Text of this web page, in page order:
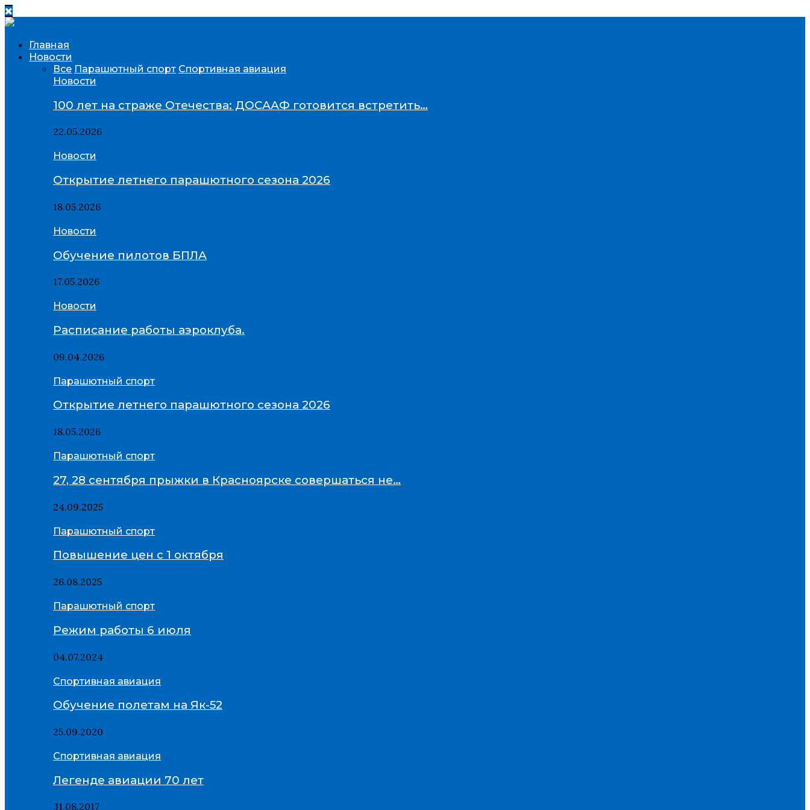
Главная
Новости
Все Парашютный спорт Спортивная авиация
Новости
100 лет на страже Отечества: ДОСААФ готовится встретить…
22.05.2026
Новости
Открытие летнего парашютного сезона 2026
18.05.2026
Новости
Обучение пилотов БПЛА
17.05.2026
Новости
Расписание работы аэроклуба.
09.04.2026
Парашютный спорт
Открытие летнего парашютного сезона 2026
18.05.2026
Парашютный спорт
27, 28 сентября прыжки в Красноярске совершаться не…
24.09.2025
Парашютный спорт
Повышение цен с 1 октября
26.08.2025
Парашютный спорт
Режим работы 6 июля
04.07.2024
Спортивная авиация
Обучение полетам на Як-52
25.09.2020
Спортивная авиация
Легенде авиации 70 лет
31.08.2017